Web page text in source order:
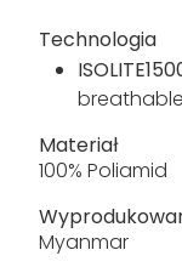
Technologia
Materiał
100% Poliamid
Myanmar